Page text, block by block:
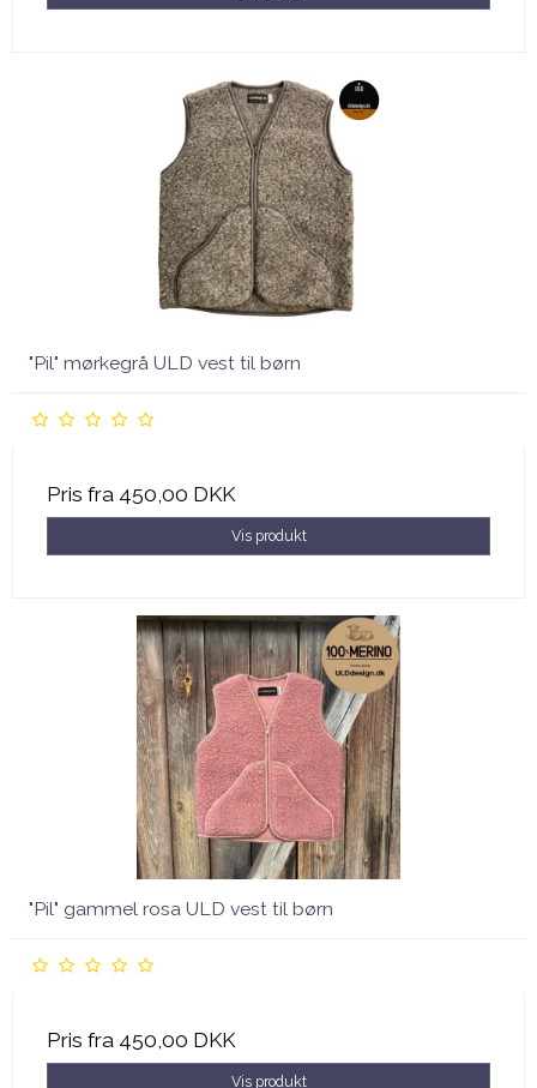
"Pil" mørkegrå ULD vest til børn
Pris fra 450,00 DKK
Vis produkt
"Pil" gammel rosa ULD vest til børn
Pris fra 450,00 DKK
Vis produkt